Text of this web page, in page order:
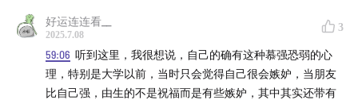
01:09:37寻找能够帮助个人打开视野、提升高度的“跃跃欲
试”的比较
01:13:39 逃逸例子之一：美食大赛里，用热爱支撑做事内
好运连连看__
2025.7.08
3
59:06 听到这里，我很想说，自己的确有这种慕强恐弱的心
理，特别是大学以前，当时只会觉得自己很会嫉妒，当朋友
比自己强，由生的不是祝福而是有些嫉妒，其中其实还带有